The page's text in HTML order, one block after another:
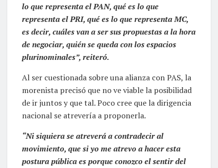
lo que representa el PAN, qué es lo que
representa el PRI, qué es lo que representa MC,
es decir, cuáles van a ser sus propuestas a la hora
de negociar, quién se queda con los espacios
plurinominales”, reiteró.
Al ser cuestionada sobre una alianza con PAS, la
morenista precisó que no ve viable la posibilidad
de ir juntos y que tal. Poco cree que la dirigencia
nacional se atrevería a proponerla.
“Ni siquiera se atreverá a contradecir al
movimiento, que si yo me atrevo a hacer esta
postura pública es porque conozco el sentir del